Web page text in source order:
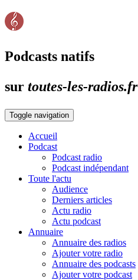
Podcasts natifs
sur toutes-les-radios.fr
Toggle navigation
Accueil
Podcast
Podcast radio
Podcast indépendant
Toute l'actu
Audience
Derniers articles
Actu radio
Actu podcast
Annuaire
Annuaire des radios
Ajouter votre radio
Annuaire des podcasts
Ajouter votre podcast